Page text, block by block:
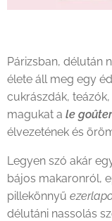
Párizsban, délután
élete áll meg egy
cukrászdák,
magukat a le
élvezetének és
Legyen szó akár
bájos makaronról,
pillekönnyű
délutáni nassolás